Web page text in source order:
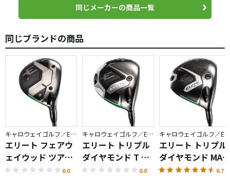
同じメーカーの商品一覧
同じブランドの商品
キャロウェイゴルフ／ELYTE
エリート フェアウ
ェイウッド ツアー
バージョン
0.0
キャロウェイゴルフ／ELYTE
エリート トリプル
ダイヤモンド T ド
ライバー
0.0
エリート トリプル
ダイヤモンド MAX
ドライバー
6.7